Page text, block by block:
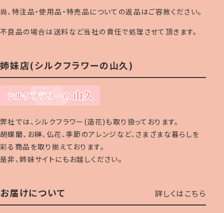
尚、特注品・使用品・特売品についての返品はご容赦ください。
不良品の場合は送料など当社の責任で処理させて頂きます。
姉妹店(シルクフラワーの山久)
弊社では、シルクフラワー(造花)も取り扱っております。
胡蝶蘭、お榊、仏花、季節のアレンジなど、さまざまな暮らしを
彩る商品を取り揃えております。
是非、姉妹サイトにもお越しください。
お届けについて 詳しくはこちら